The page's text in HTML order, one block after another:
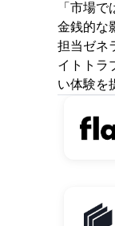
「市場
金銭的な
担当ゼネ
イトトラ
い体験を